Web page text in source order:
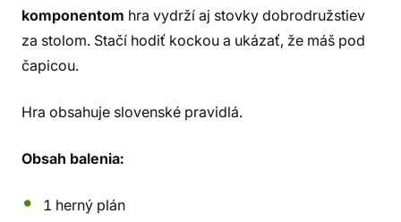
komponentom hra vydrží aj stovky dobrodružstiev
za stolom. Stačí hodiť kockou a ukázať, že máš pod
čapicou.
Hra obsahuje slovenské pravidlá.
Obsah balenia:
1 herný plán